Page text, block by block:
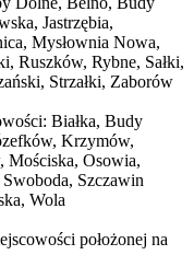
Jastrzębia,
Mysłownia Nowa,
Ruszków, Rybne, Sałki,
Strzałki, Zaborów
Białka, Budy
Krzymów,
Mościska, Osowia,
Szczawin
Wola
położonej na